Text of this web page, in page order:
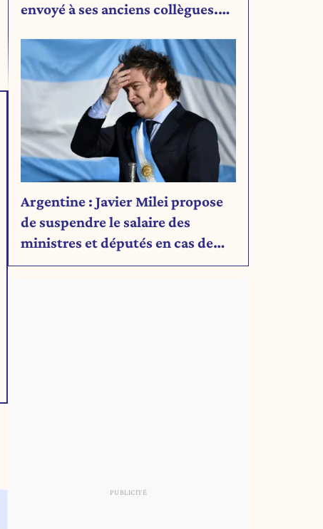
envoyé à ses anciens collègues.
Argentine : Javier Milei propose
de suspendre le salaire des
ministres et députés en cas de
déficit budgétaire